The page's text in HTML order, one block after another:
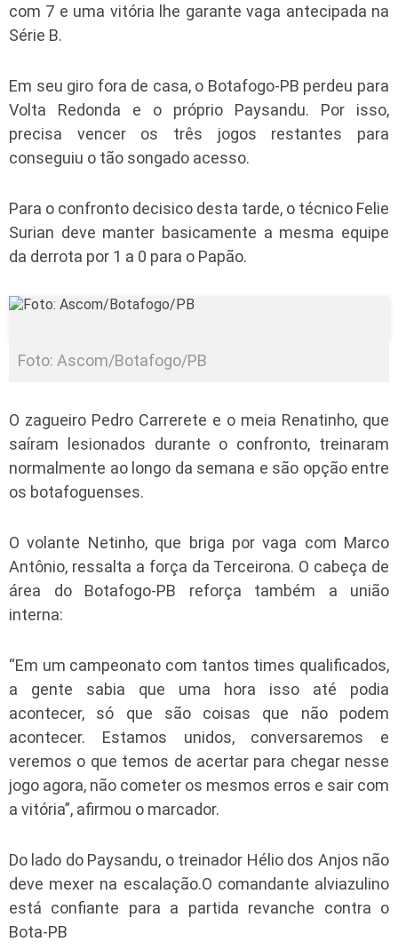
com 7 e uma vitória lhe garante vaga antecipada na
Série B.
Em seu giro fora de casa, o Botafogo-PB perdeu para
Volta Redonda e o próprio Paysandu. Por isso,
precisa vencer os três jogos restantes para
conseguiu o tão songado acesso.
Para o confronto decisico desta tarde, o técnico Felie
Surian deve manter basicamente a mesma equipe
da derrota por 1 a 0 para o Papão.
Foto: Ascom/Botafogo/PB
O zagueiro Pedro Carrerete e o meia Renatinho, que
saíram lesionados durante o confronto, treinaram
normalmente ao longo da semana e são opção entre
os botafoguenses.
O volante Netinho, que briga por vaga com Marco
Antônio, ressalta a força da Terceirona. O cabeça de
área do Botafogo-PB reforça também a união
interna:
“Em um campeonato com tantos times qualificados,
a gente sabia que uma hora isso até podia
acontecer, só que são coisas que não podem
acontecer. Estamos unidos, conversaremos e
veremos o que temos de acertar para chegar nesse
jogo agora, não cometer os mesmos erros e sair com
a vitória”, afirmou o marcador.
Do lado do Paysandu, o treinador Hélio dos Anjos não
deve mexer na escalação.O comandante alviazulino
está confiante para a partida revanche contra o
Bota-PB